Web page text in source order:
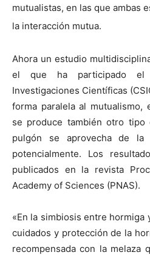
mutualistas, en las que ambas
la interacción mutua.
Ahora un estudio
el que ha participado el
Investigaciones Científicas
forma paralela al mutualismo,
se produce también otro
pulgón se aprovecha de
potencialmente. Los
publicados en la revista
Academy of Sciences (PNAS).
«En la simbiosis entre
cuidados y protección de la
recompensada con la melaza